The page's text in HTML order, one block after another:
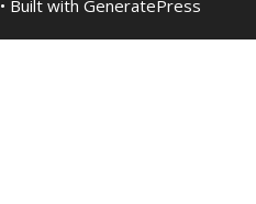
• Built with GeneratePress